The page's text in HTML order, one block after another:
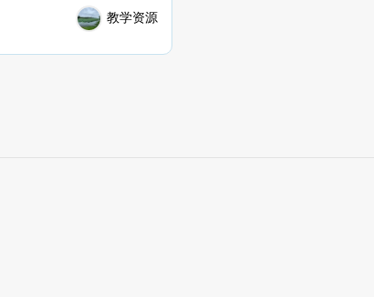
教学资源